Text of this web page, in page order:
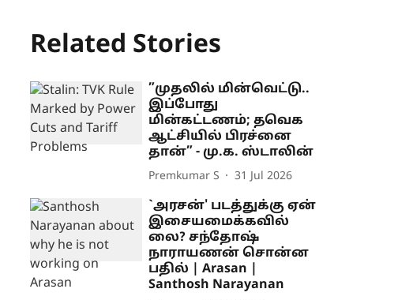
Related Stories
”முதலில் மின்வெட்டு..
இப்போது
மின்கட்டணம்; தவெக
ஆட்சியில் பிரச்னை
தான்” - மு.க. ஸ்டாலின்
Premkumar S 31 Jul 2026
`அரசன்' படத்துக்கு ஏன்
இசையமைக்கவில்
லை? சந்தோஷ்
நாராயணன் சொன்ன
பதில் | Arasan |
Santhosh Narayanan